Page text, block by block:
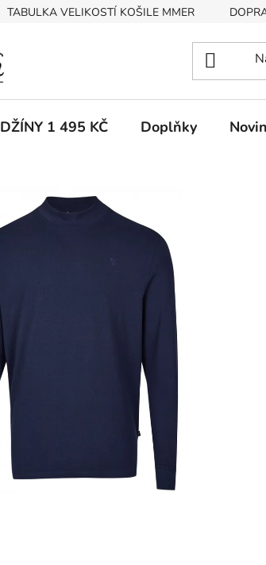
TABULKA VELIKOSTÍ KOŠILE MMER
DŽÍNY 1 495 KČ Doplňky